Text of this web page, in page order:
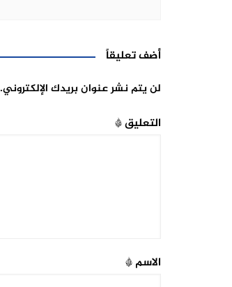
أضف تعليقاً
لن يتم نشر عنوان بريدك الإلكتروني.
التعليق*
الاسم*